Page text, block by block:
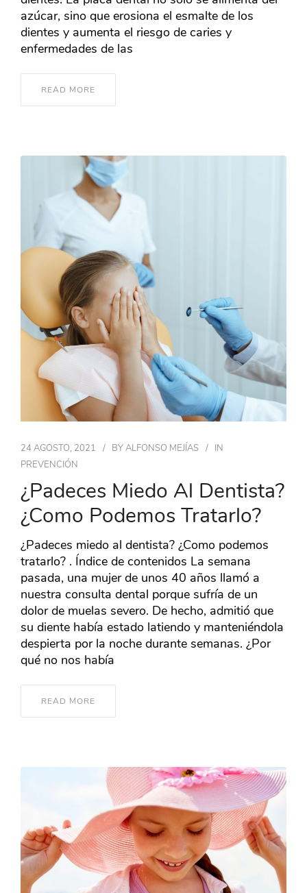
azúcar, sino que erosiona el esmalte de los
dientes y aumenta el riesgo de caries y
enfermedades de las
READ MORE
24 AGOSTO, 2021 BYALFONSO MEJÍAS
IN
PREVENCIÓN
¿Padeces Miedo Al Dentista?
¿Como Podemos Tratarlo?
¿Padeces miedo al dentista? ¿Como podemos
tratarlo? . Índice de contenidos La semana
pasada, una mujer de unos 40 años llamó a
nuestra consulta dental porque sufría de un
dolor de muelas severo. De hecho, admitió que
su diente había estado latiendo y manteniéndola
despierta por la noche durante semanas. ¿Por
qué no nos había
READ MORE